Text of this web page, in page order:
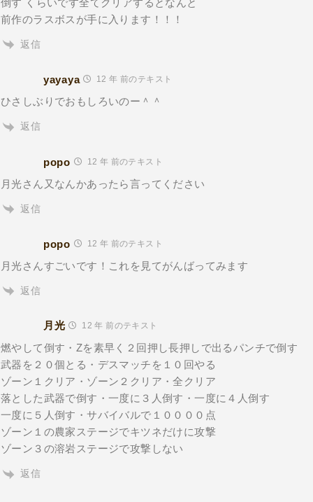
倒す くらいです全てクリアするとなんと
前作のラスボスが手に入ります！！！
返信
yayaya 12 年 前のテキスト
ひさしぶりでおもしろいのー＾＾
返信
popo 12 年 前のテキスト
月光さん又なんかあったら言ってください
返信
popo 12 年 前のテキスト
月光さんすごいです！これを見てがんばってみます
返信
月光 12 年 前のテキスト
燃やして倒す・Zを素早く２回押し長押しで出るパンチで倒す
武器を２０個とる・デスマッチを１０回やる
ゾーン１クリア・ゾーン２クリア・全クリア
落とした武器で倒す・一度に３人倒す・一度に４人倒す
一度に５人倒す・サバイバルで１００００点
ゾーン１の農家ステージでキツネだけに攻撃
ゾーン３の溶岩ステージで攻撃しない
返信